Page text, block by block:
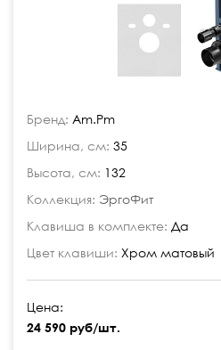
Бренд: Am.Pm
Ширина, см: 35
Высота, см: 132
Коллекция: ЭргоФит
Клавиша в комплекте: Да
Цвет клавиши: Хром матовый
Цена:
24 590 руб/шт.